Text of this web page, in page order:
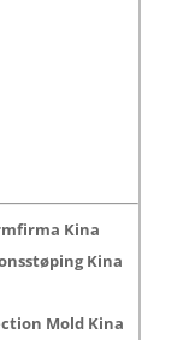
Kina
Kina
Mold Kina